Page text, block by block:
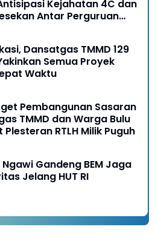
Kejahatan 4C dan
Antar Perguruan
Dansatgas TMMD 129
Semua Proyek
Waktu
Pembangunan Sasaran
TMMD dan Warga Bulu
Plesteran RTLH Milik Puguh
Gandeng BEM Jaga
Jelang HUT RI